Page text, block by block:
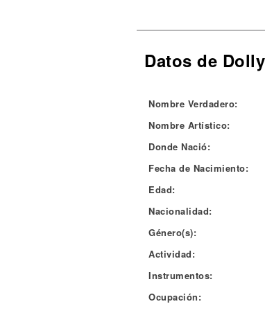
Datos de
Nombre Verdadero:
Nombre Artístico:
Donde Nació:
Fecha de Nacimiento:
Edad:
Nacionalidad:
Género(s):
Actividad:
Instrumentos:
Ocupación: